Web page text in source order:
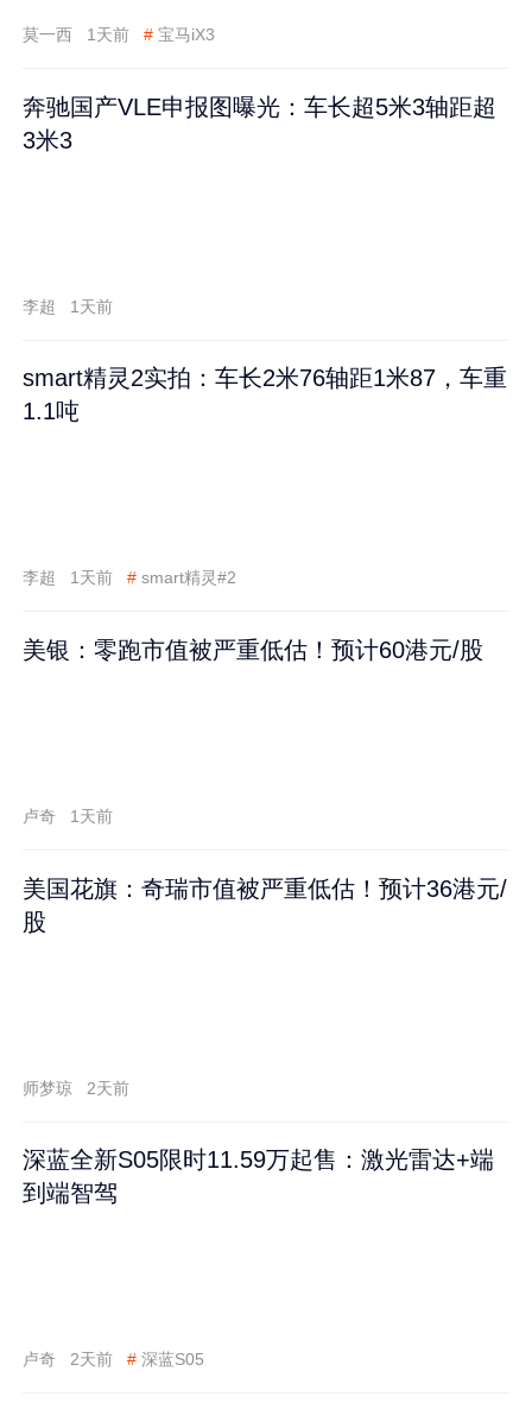
莫一西 1天前 # 宝马iX3
奔驰国产VLE申报图曝光：车长超5米3轴距超
3米3
李超 1天前
smart精灵2实拍：车长2米76轴距1米87，车重
1.1吨
李超 1天前 # smart精灵#2
美银：零跑市值被严重低估！预计60港元/股
卢奇 1天前
美国花旗：奇瑞市值被严重低估！预计36港元/
股
师梦琼 2天前
深蓝全新S05限时11.59万起售：激光雷达+端
到端智驾
卢奇 2天前 # 深蓝S05